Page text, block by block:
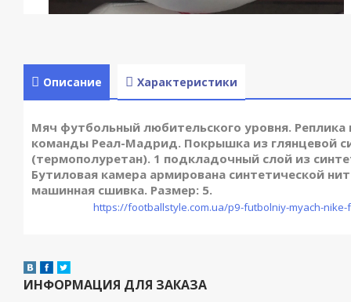
Описание Характеристики
Мяч футбольный любительского уровня. Реплика
команды Реал-Мадрид. Покрышка из глянцевой
(термополуретан). 1 подкладочный слой из
Бутиловая камера армирована синтетической
машинная сшивка. Размер: 5.
https://footballstyle.com.ua/p9-futbolniy-myach-
ИНФОРМАЦИЯ ДЛЯ ЗАКАЗА